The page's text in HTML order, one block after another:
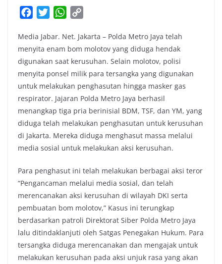
c
e
b
o
o
k
i
t
t
e
r
W
a
t
s
A
p
p
p
y
L
i
n
k
Media Jabar. Net. Jakarta – Polda Metro Jaya telah
menyita enam bom molotov yang diduga hendak
digunakan saat kerusuhan. Selain molotov, polisi
menyita ponsel milik para tersangka yang digunakan
untuk melakukan penghasutan hingga masker gas
respirator. Jajaran Polda Metro Jaya berhasil
menangkap tiga pria berinisial BDM, TSF, dan YM, yang
diduga telah melakukan penghasutan untuk kerusuhan
di Jakarta. Mereka diduga menghasut massa melalui
media sosial untuk melakukan aksi kerusuhan.
Para penghasut ini telah melakukan berbagai aksi teror
“Pengancaman melalui media sosial, dan telah
merencanakan aksi kerusuhan di wilayah DKI serta
pembuatan bom molotov,” Kasus ini terungkap
berdasarkan patroli Direktorat Siber Polda Metro Jaya
lalu ditindaklanjuti oleh Satgas Penegakan Hukum. Para
tersangka diduga merencanakan dan mengajak untuk
melakukan kerusuhan pada aksi unjuk rasa yang akan